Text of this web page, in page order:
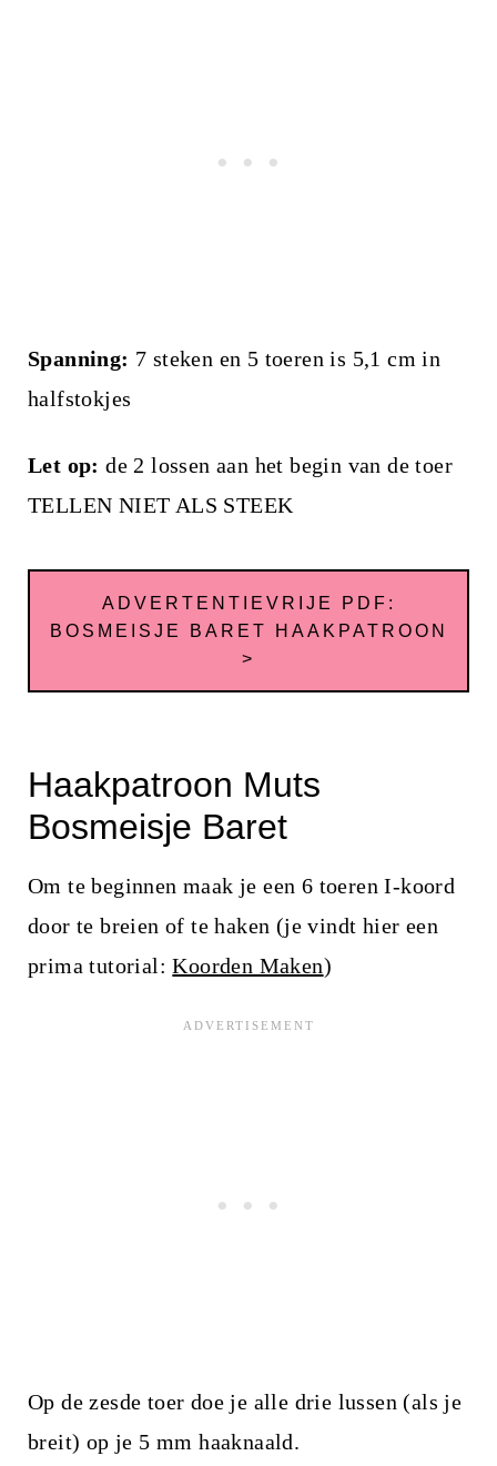
Spanning: 7 steken en 5 toeren is 5,1 cm in
halfstokjes
Let op:de 2 lossen aan het begin van de toer
TELLEN NIET ALS STEEK
ADVERTENTIEVRIJE PDF:
BOSMEISJE BARET HAAKPATROON
>
Haakpatroon Muts
Bosmeisje Baret
Om te beginnen maak je een 6 toeren I-koord
door te breien of te haken (je vindt hier een
prima tutorial:Koorden Maken)
Op de zesde toer doe je alle drie lussen (als je
breit) op je 5 mm haaknaald.